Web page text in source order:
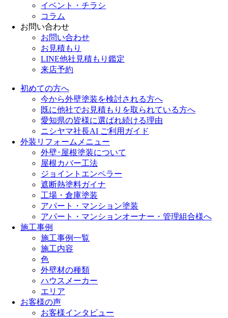
イベント・チラシ
コラム
お問い合わせ
お問い合わせ
お見積もり
LINE他社見積もり鑑定
来店予約
初めての方へ
今から外壁塗装を検討される方へ
既に他社でお見積もりを取られている方へ
愛知県の皆様に選ばれ続ける理由
ニシヤマ社長AI ご利用ガイド
外装リフォームメニュー
外壁･屋根塗装について
屋根カバー工法
ジョイントエンペラー
遮断熱塗料ガイナ
工場・倉庫塗装
アパート・マンション塗装
アパート・マンションオーナー・管理組合様へ
施工事例
施工事例一覧
施工内容
色
外壁材の種類
ハウスメーカー
エリア
お客様の声
お客様インタビュー